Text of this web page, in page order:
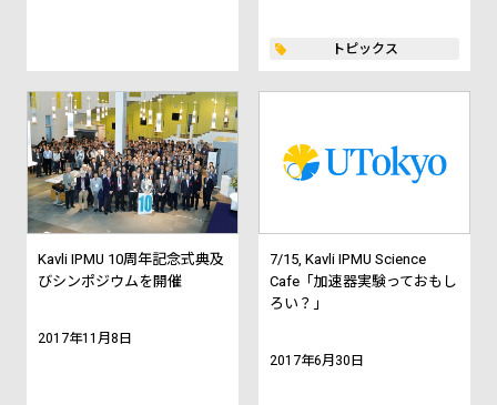
トピックス
Kavli IPMU 10周年記念式典及
びシンポジウムを開催
2017年11月8日
7/15, Kavli IPMU Science
Cafe「加速器実験っておもし
ろい？」
2017年6月30日